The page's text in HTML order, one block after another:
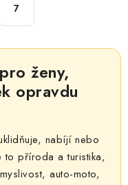
7
ženy,
opravdu
nabíjí nebo
to příroda a turistika,
auto-moto,